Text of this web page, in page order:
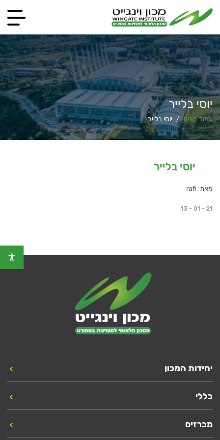
יוסי בלייר
עמוד הבית / יוסי בלייר
יוסי בלייר
מאת: rafi
13 - 01 - 21
יחידות המכון
כללי
מכרזים